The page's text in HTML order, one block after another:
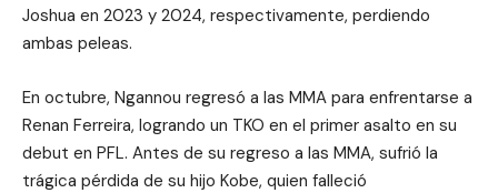
Joshua en 2023 y 2024, respectivamente, perdiendo
ambas peleas.
En octubre, Ngannou regresó a las MMA para enfrentarse a
Renan Ferreira, logrando un TKO en el primer asalto en su
debut en PFL. Antes de su regreso a las MMA, sufrió la
trágica pérdida de su hijo Kobe, quien falleció